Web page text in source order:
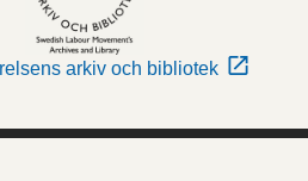
arkiv och bibliotek